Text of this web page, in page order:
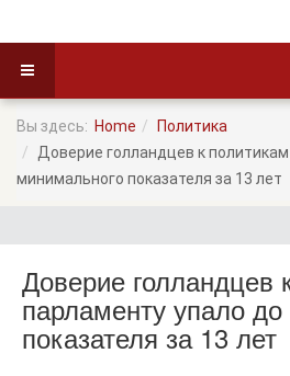
Вы здесь: Home
Политика
Доверие голландцев к
минимального показателя за 13 лет
Доверие голландцев
парламенту упало
показателя за 13 лет